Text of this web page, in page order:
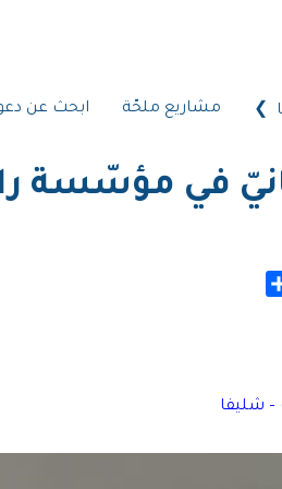
مشاريع ملحّة ابحث عن
في مؤسّسة
شليفا